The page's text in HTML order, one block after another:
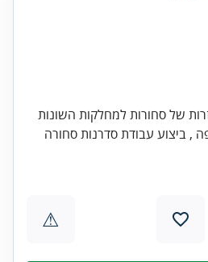
, ביצוע עבודת סדרנות סחורה
⚠